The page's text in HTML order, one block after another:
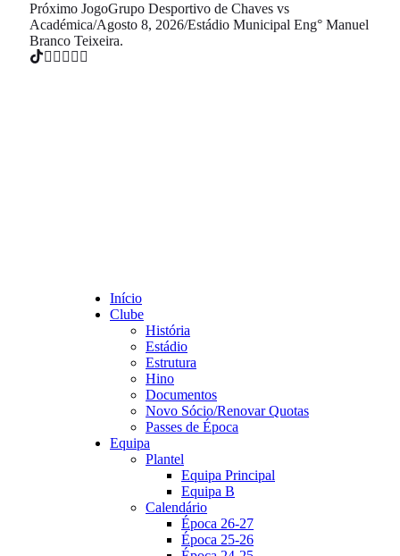
Próximo JogoGrupo Desportivo de Chaves vs
Académica/Agosto 8, 2026/Estádio Municipal Eng° Manuel
Branco Teixeira.
Início
Clube
História
Estádio
Estrutura
Hino
Documentos
Novo Sócio/Renovar Quotas
Passes de Época
Equipa
Plantel
Equipa Principal
Equipa B
Calendário
Época 26-27
Época 25-26